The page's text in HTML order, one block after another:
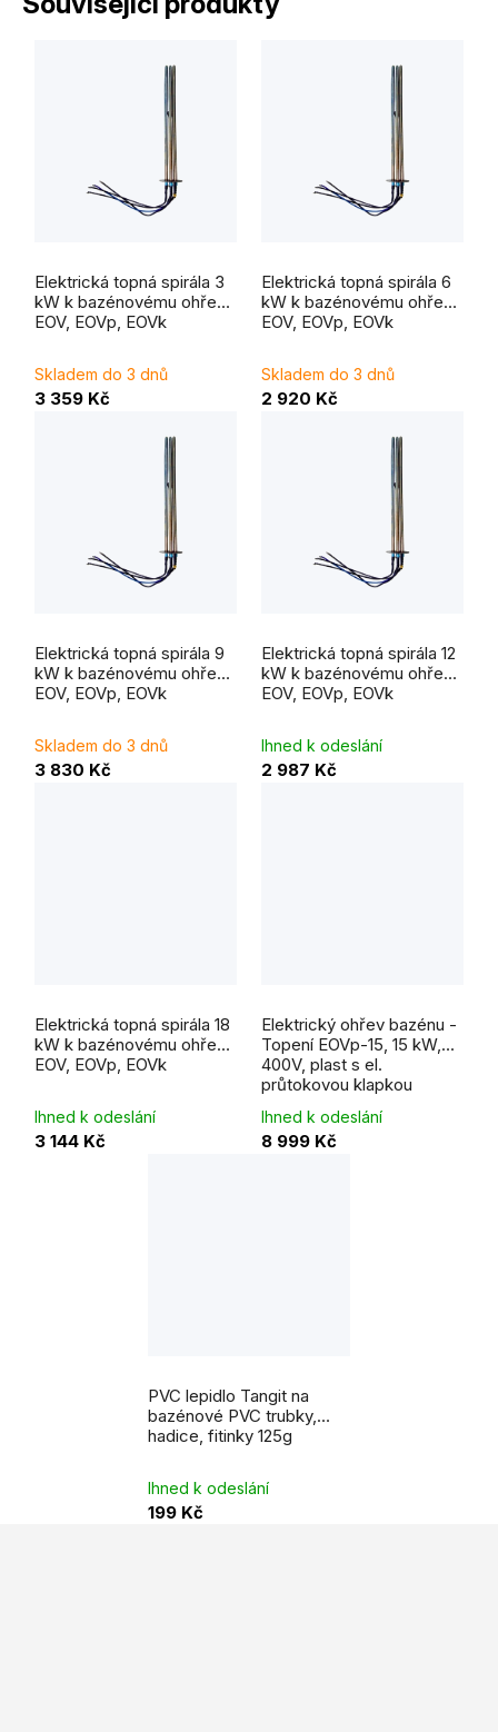
Elektrická topná spirála 3
kW k bazénovému ohřevu
EOV, EOVp, EOVk
Skladem do 3 dnů
3 359 Kč
Elektrická topná spirála 6
kW k bazénovému ohřevu
EOV, EOVp, EOVk
Skladem do 3 dnů
2 920 Kč
Elektrická topná spirála 9
kW k bazénovému ohřevu
EOV, EOVp, EOVk
Skladem do 3 dnů
3 830 Kč
Elektrická topná spirála 12
kW k bazénovému ohřevu
EOV, EOVp, EOVk
Ihned k odeslání
2 987 Kč
Elektrická topná spirála 18
kW k bazénovému ohřevu
EOV, EOVp, EOVk
Ihned k odeslání
3 144 Kč
Elektrický ohřev bazénu -
Topení EOVp-15, 15 kW,
400V, plast s el.
průtokovou klapkou
Ihned k odeslání
8 999 Kč
PVC lepidlo Tangit na
bazénové PVC trubky,
hadice, fitinky 125g
Ihned k odeslání
199 Kč